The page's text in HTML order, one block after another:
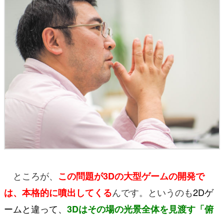
ところが、 この問題が3Dの大型ゲームの開発で
は、本格的に噴出してくるんです。というのも2Dゲ
ームと違って、 3Dはその場の光景全体を見渡す「俯